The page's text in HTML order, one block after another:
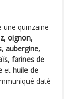
une quinzaine
oignon,
aubergine,
farines de
et huile de
daté